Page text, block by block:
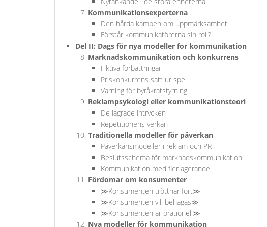
Kommunikationsexperterna
Den hårda kampen om uppmärksamhet
Förstår kommunikatörerna sin roll?
Del II: Dags för nya modeller for kommunikation
Marknadskommunikation och konkurrens
Fiktiva förbättringar
Priskonkurrens satt ur spel
Varning för byråkratstyrning
Reklampsykologi eller kommunikationsteori
De lagrade intrycken
Repetitionens verkan
Traditionella modeller för påverkan
Påverkansmodeller i reklam och PR
Beslutsschema för marknadskommunikation
Kommunikation med fler agerande
Fördomar om konsumenter
≫Konsumenten tröttnar fort≫
≫Konsumenten vill behagas≫
≫Konsumenten är orationell≫
Nya modeller för kommunikation